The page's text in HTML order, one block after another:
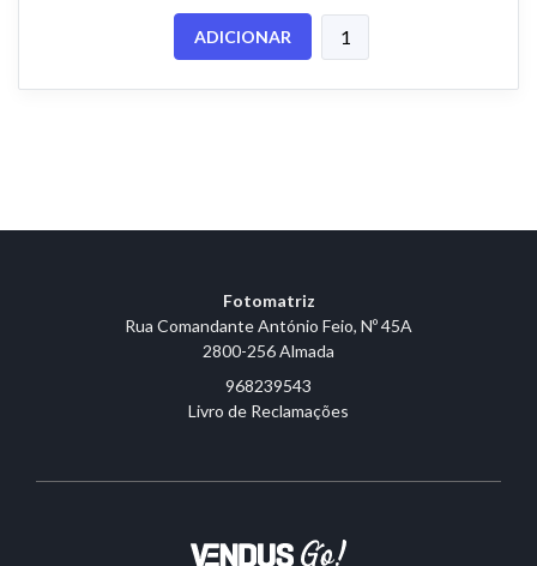
ADICIONAR
Fotomatriz
Rua Comandante António Feio, Nº 45A
2800-256 Almada
968239543
Livro de Reclamações